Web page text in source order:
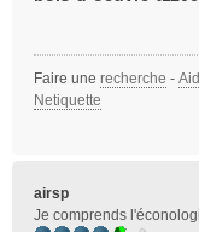
n
Faire une recherche -
Netiquette
airsp
Je comprends